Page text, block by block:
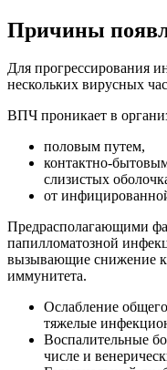
Причины
Для прогрессирования
нескольких вирусных
ВПЧ проникает в
половым путем,
контактно-
слизистых
от
Предрасполагающими
папилломатозной
вызывающие снижение
иммунитета.
Ослабление
тяжелые
Воспалительные
числе и